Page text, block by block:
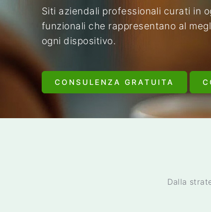
Siti aziendali professionali curati in
funzionali che rappresentano al
ogni dispositivo.
CONSULENZA GRATUITA
Dalla